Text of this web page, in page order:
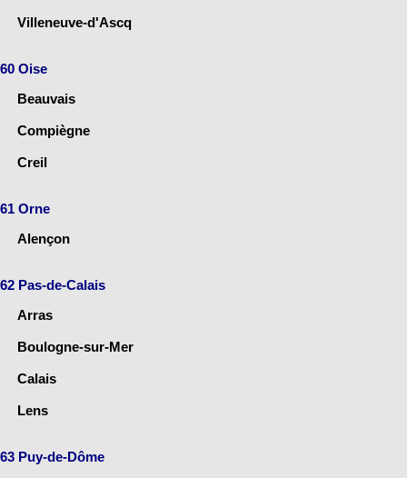
Villeneuve-d'Ascq
60 Oise
Beauvais
Compiègne
Creil
61 Orne
Alençon
62 Pas-de-Calais
Arras
Boulogne-sur-Mer
Calais
Lens
63 Puy-de-Dôme